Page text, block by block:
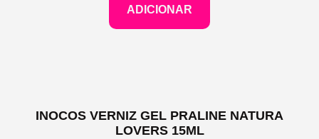
ADICIONAR
INOCOS VERNIZ GEL PRALINE NATURA
LOVERS 15ML